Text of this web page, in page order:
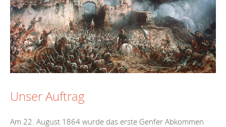
Unser Auftrag
Am 22. August 1864 wurde das erste Genfer Abkommen